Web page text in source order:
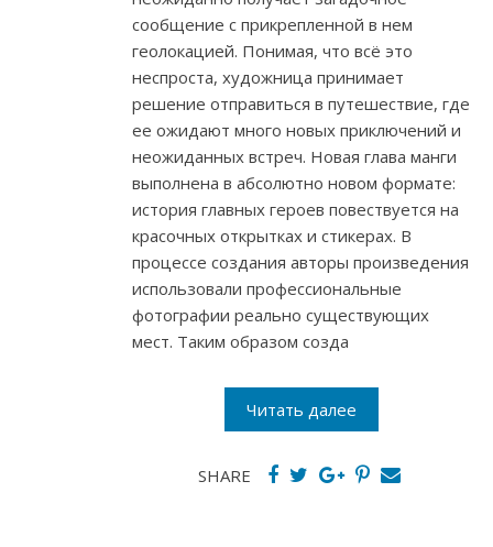
сообщение с прикрепленной в нем
геолокацией. Понимая, что всё это
неспроста, художница принимает
решение отправиться в путешествие, где
ее ожидают много новых приключений и
неожиданных встреч. Новая глава манги
выполнена в абсолютно новом формате:
история главных героев повествуется на
красочных открытках и стикерах. В
процессе создания авторы произведения
использовали профессиональные
фотографии реально существующих
мест. Таким образом созда
Читать далее
SHARE